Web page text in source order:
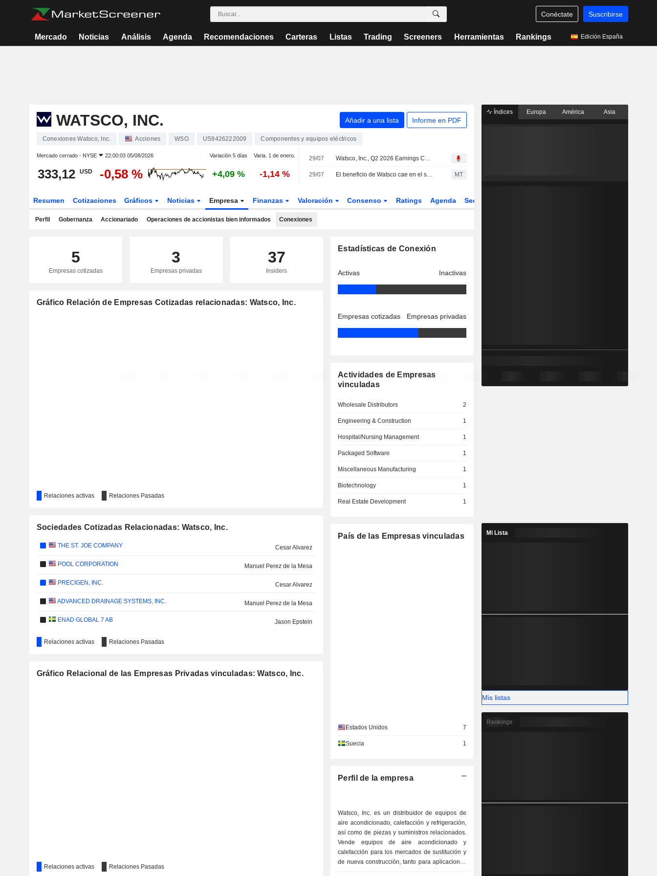
Conéctate Suscribirse
Mercado Noticias Análisis Agenda Recomendaciones Carteras Listas Trading Screeners Herramientas Rankings Edición España
WATSCO, INC. Añadir a una lista Informe en PDF
Conexiones Watsco, Inc. Acciones WSO US9426222009 Componentes y equipos eléctricos
Mercado cerrado - NYSE 22:00:03 05/08/2026 Variación 5 días Varia. 1 de enero.
333,12 USD -0,58 % +4,09 % -1,14 %
29/07 Watsco, Inc., Q2 2026 Earnings Call, Jul 29, 2026
29/07 El beneficio de Watsco cae en el segundo trimestre pese al aumento de los ingresos MT
Resumen Cotizaciones Gráficos Noticias Empresa Finanzas Valoración Consenso Ratings Agenda Sector
Perfil Gobernanza Accionariado Operaciones de accionistas bien informados Conexiones
5
Empresas cotizadas
3
Empresas privadas
37
Insiders
Gráfico Relación de Empresas Cotizadas relacionadas: Watsco, Inc.
Relaciones activas Relaciones Pasadas
Sociedades Cotizadas Relacionadas: Watsco, Inc.
THE ST. JOE COMPANY Cesar Alvarez
POOL CORPORATION Manuel Perez de la Mesa
PRECIGEN, INC. Cesar Alvarez
ADVANCED DRAINAGE SYSTEMS, INC. Manuel Perez de la Mesa
ENAD GLOBAL 7 AB Jason Epstein
Relaciones activas Relaciones Pasadas
Gráfico Relacional de las Empresas Privadas vinculadas: Watsco, Inc.
Relaciones activas Relaciones Pasadas
Estadísticas de Conexión
Activas Inactivas
Empresas cotizadas Empresas privadas
Actividades de Empresas
vinculadas
Wholesale Distributors 2
Engineering & Construction 1
Hospital/Nursing Management 1
Packaged Software 1
Miscellaneous Manufacturing 1
Biotechnology 1
Real Estate Development 1
País de las Empresas vinculadas
Estados Unidos 7
Suecia 1
Perfil de la empresa
Watsco, Inc. es un distribuidor de equipos de
aire acondicionado, calefacción y refrigeración,
así como de piezas y suministros relacionados.
Vende equipos de aire acondicionado y
calefacción para los mercados de sustitución y
de nueva construcción, tanto para aplicaciones
Índices Europa América Asia
Mi Lista
Mis listas
Rankings